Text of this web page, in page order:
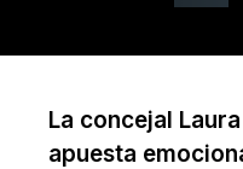
La concejal
apuesta